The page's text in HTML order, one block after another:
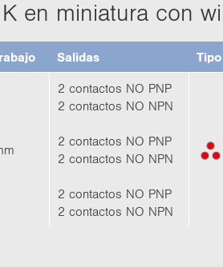
en mi­nia­tu­ra con
Sa­li­das
2 con­tac­tos NO PNP
2 con­tac­tos NO NPN
2 con­tac­tos NO PNP
2 con­tac­tos NO NPN
2 con­tac­tos NO PNP
2 con­tac­tos NO NPN